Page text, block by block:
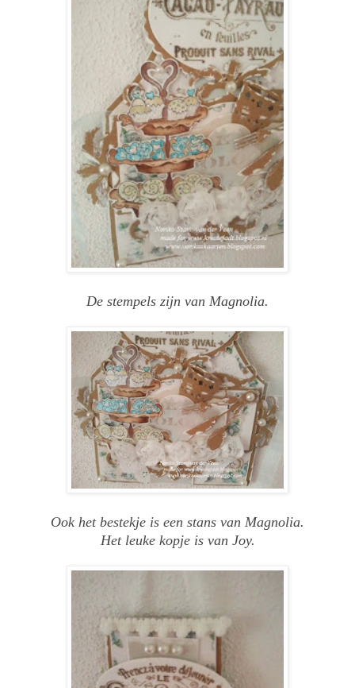
De stempels zijn van Magnolia.
Ook het bestekje is een stans van Magnolia.
Het leuke kopje is van Joy.